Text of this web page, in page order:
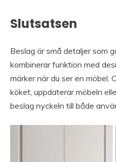
Slutsatsen
Beslag är små detaljer som
kombinerar funktion med
märker när du ser en möbel.
köket, uppdaterar möbeln
beslag nyckeln till både